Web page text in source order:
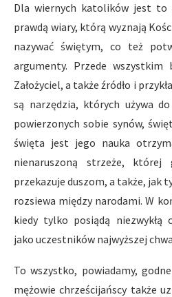
Dla wiernych katolików jest to
prawdą wiary, którą wyznają
nazywać świętym, co też
argumenty. Przede
Założyciel, a także źródło i
są narzędzia, których używa
powierzonych sobie synów,
święta jest jego nauka
nienaruszoną strzeże, której
przekazuje duszom, a także, jak
rozsiewa między narodami. W
kiedy tylko posiądą niezwykłą
jako uczestników najwyższej
To wszystko, powiadamy,
mężowie chrześcijańscy także